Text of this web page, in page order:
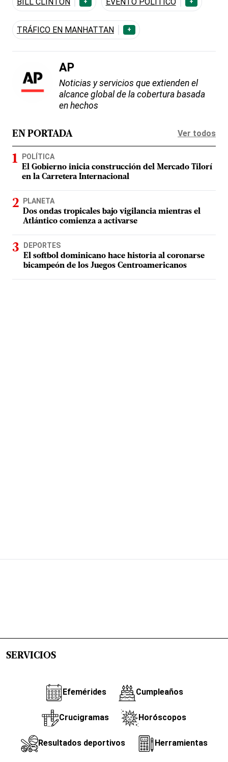
TRÁFICO EN MANHATTAN +
AP
Noticias y servicios que extienden el
alcance global de la cobertura basada
en hechos
EN PORTADA Ver todos
POLÍTICA
El Gobierno inicia construcción del Mercado Tilorí
en la Carretera Internacional
PLANETA
Dos ondas tropicales bajo vigilancia mientras el
Atlántico comienza a activarse
DEPORTES
El softbol dominicano hace historia al coronarse
bicampeón de los Juegos Centroamericanos
SERVICIOS
Efemérides Cumpleaños
Crucigramas Horóscopos
Resultados deportivos Herramientas